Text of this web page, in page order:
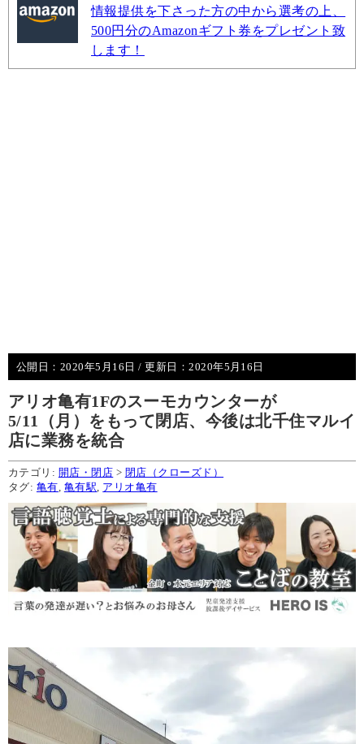
情報提供を下さった方の中から選考の上、
500円分のAmazonギフト券をプレゼント致
します！
公開日： 2020年5月16日 / 更新日：2020年5月16日
アリオ亀有1Fのスーモカウンターが
5/11（月）をもって閉店、今後は北千住マルイ
店に業務を統合
カテゴリ: 開店・閉店 > 閉店（クローズド）
タグ: 亀有 亀有駅 アリオ亀有